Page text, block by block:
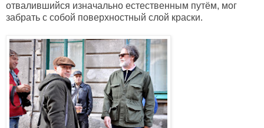
отвалившийся изначально естественным путём, мог
забрать с собой поверхностный слой краски.